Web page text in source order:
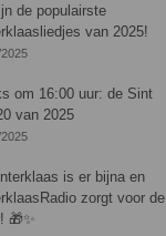
de populairste
van 2025!
om 16:00 uur: de Sint
van 2025
is er bijna en
zorgt voor de
🎁✨